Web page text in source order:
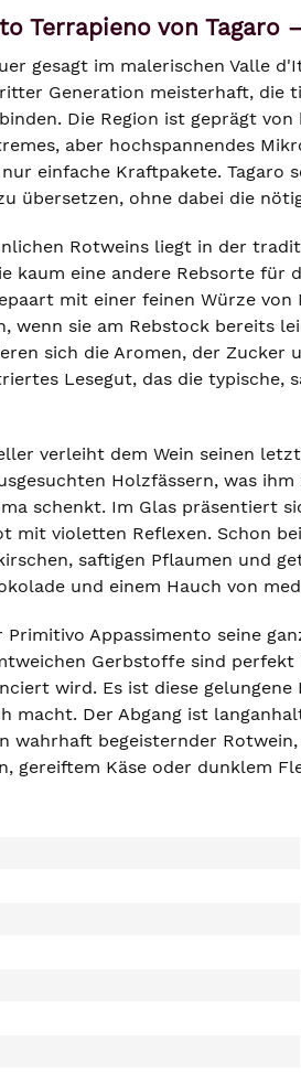
Terrapieno von
gesagt im malerischen Valle
Generation meisterhaft,
Die Region ist geprägt
aber hochspannendes
einfache Kraftpakete.
übersetzen, ohne dabei die
Rotweins liegt in der
kaum eine andere Rebsorte für
mit einer feinen Würze
wenn sie am Rebstock bereits
sich die Aromen, der Zucker
Lesegut, das die
verleiht dem Wein seinen
Holzfässern, was
schenkt. Im Glas präsentiert
mit violetten Reflexen. Schon
saftigen Pflaumen und
und einem Hauch von
Appassimento seine
Gerbstoffe sind
wird. Es ist diese
macht. Der Abgang ist
wahrhaft begeisternder
gereiftem Käse oder dunklem